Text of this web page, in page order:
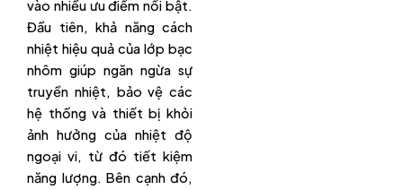
vào nhiều ưu điểm nổi bật.
Đầu tiên, khả năng cách
nhiệt hiệu quả của lớp bạc
nhôm giúp ngăn ngừa sự
truyền nhiệt, bảo vệ các
hệ thống và thiết bị khỏi
ảnh hưởng của nhiệt độ
ngoại vi, từ đó tiết kiệm
năng lượng. Bên cạnh đó,